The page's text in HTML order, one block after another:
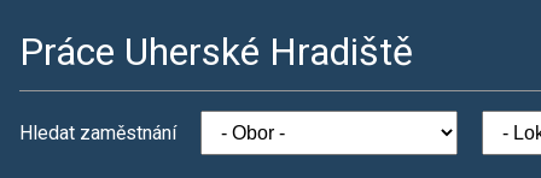
Práce Uherské Hradiště
Hledat zaměstnání